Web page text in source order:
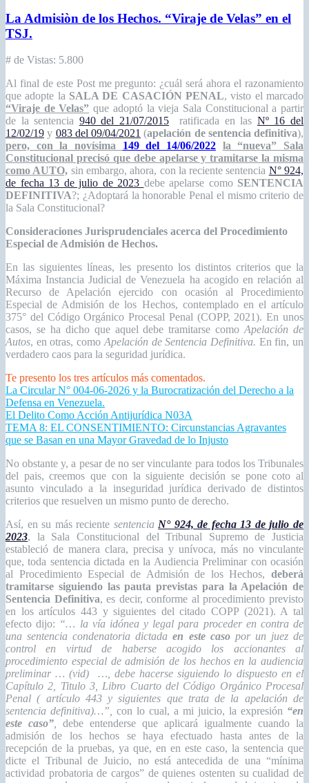
La Admisiòn de los Hechos. “Viraje de Velas” en el
TSJ.
# de Vistas: 5.800
Al final de este Post me pregunto: ¿cuál será ahora el razonamiento
que adopte la SALA DE CASACIÓN PENAL, visto el marcado
“Viraje de Velas” que adoptó la vieja Sala Constitucional a partir
de la sentencia 940 del 21/07/2015ratificada en las Nº 16 del
12/02/19 y 083 del 09/04/2021 (apelación de sentencia definitiva),
pero, con la novísima 149 del 14/06/2022 la “nueva” Sala
Constitucional precisó que debe apelarse y tramitarse la misma
como AUTO, sin embargo, ahora, con la reciente sentencia N° 924,
de fecha 13 de julio de 2023 debe apelarse como SENTENCIA
DEFINITIVA?; ¿Adoptará la honorable Penal el mismo criterio de
la Sala Constitucional?
Consideraciones Jurisprudenciales acerca del Procedimiento
Especial de Admisión de Hechos.
En las siguientes líneas, les presento los distintos criterios que la
Máxima Instancia Judicial de Venezuela ha acogido en relación al
Recurso de Apelación ejercido con ocasión al Procedimiento
Especial de Admisión de los Hechos, contemplado en el artículo
375° del Código Orgánico Procesal Penal (COPP, 2021). En unos
casos, se ha dicho que aquel debe tramitarse comoApelación de
Autos, en otras, como Apelación de Sentencia Definitiva. En fin, un
verdadero caos para la seguridad jurídica.
Te presento los tres artículos más comentados.
La Circular N° 004-06-2026 y la Burocratización del Derecho a la
Defensa en Venezuela.
El Delito Como Acción Antijurídica N03A
TEMA 8: EL CONSENTIMIENTO: Circunstancias Agravantes
que se Basan en una Mayor Gravedad de lo Injusto
No obstante y, a pesar de no ser vinculante para todos los Tribunales
del pais, creemos que con la siguiente decisión se pone coto al
asunto vinculado a la inseguridad jurídica derivado de distintos
criterios que resuelven un mismo punto de derecho.
Así, en su más reciente sentencia N° 924, de fecha 13 de julio de
2023, la Sala Constitucional del Tribunal Supremo de Justicia
estableció de manera clara, precisa y unívoca, más no vinculante
que, toda sentencia dictada en la Audiencia Preliminar con ocasión
al Procedimiento Especial de Admisión de los Hechos, deberá
tramitarse siguiendo las pauta previstas para la Apelación de
Sentencia Definitiva, es decir, conforme al procedimiento previsto
en los artículos 443 y siguientes del citado COPP (2021). A tal
efecto dijo: “… la vía idónea y legal para proceder en contra de
una sentencia condenatoria dictadaen este casopor un juez de
control en virtud de haberse acogido los accionantes al
procedimiento especial de admisión de los hechos en la audiencia
preliminar … (vid) … , debe hacerse siguiendo lo dispuesto en el
Capítulo 2, Titulo 3, Libro Cuarto del Código Orgánico Procesal
Penal ( artículo 443 y siguientes que trata de la apelación de
sentencia definitiva)…”, con lo cual, a mi juicio, la expresión “en
este caso”
debe entenderse que aplicará igualmente cuando la
admisión de los hechos se haya efectuado hasta antes de la
recepción de la pruebas, ya que, en en este caso, la sentencia que
dicte el Tribunal de Juicio, no está antecedida de una “mínima
actividad probatoria de cargos” de quienes ostenten su cualidad de